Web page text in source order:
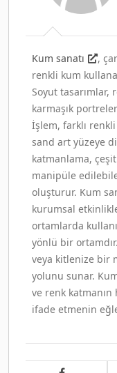
Kum sanatı
,
renkli kum
Soyut tasarımlar,
karmaşık
İşlem, farklı
sand art yüzeye
katmanlama,
manipüle
oluşturur. Kum
kurumsal
ortamlarda
yönlü bir
veya kitlenize bir
yolunu sunar.
ve renk
ifade etmenin